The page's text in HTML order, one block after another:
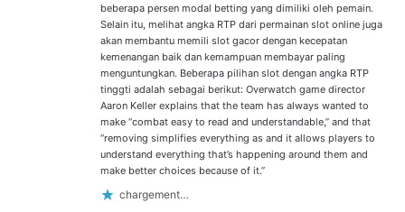
beberapa persen modal betting yang dimiliki oleh pemain.
Selain itu, melihat angka RTP dari permainan slot online juga
akan membantu memili slot gacor dengan kecepatan
kemenangan baik dan kemampuan membayar paling
menguntungkan. Beberapa pilihan slot dengan angka RTP
tinggti adalah sebagai berikut: Overwatch game director
Aaron Keller explains that the team has always wanted to
make “combat easy to read and understandable,” and that
“removing simplifies everything as and it allows players to
understand everything that’s happening around them and
make better choices because of it.”
chargement…